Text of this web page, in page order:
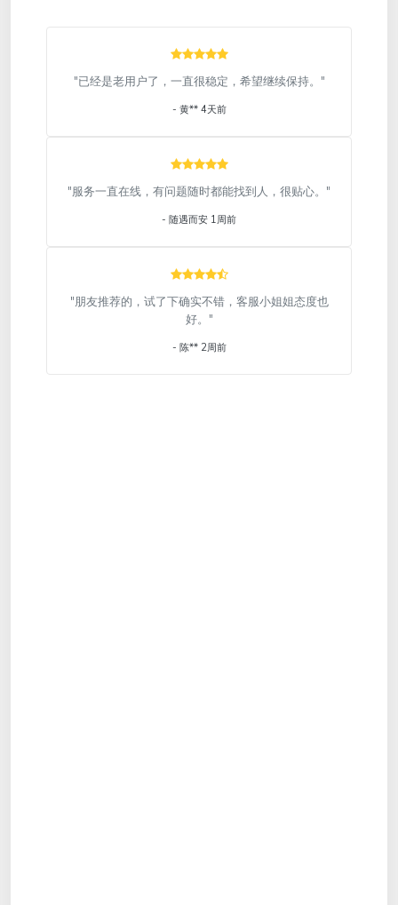
"已经是老用户了，一直很稳定，希望继续保持。"
- 黄** 4天前
"服务一直在线，有问题随时都能找到人，很贴心。"
- 随遇而安 1周前
"朋友推荐的，试了下确实不错，客服小姐姐态度也
好。"
- 陈** 2周前